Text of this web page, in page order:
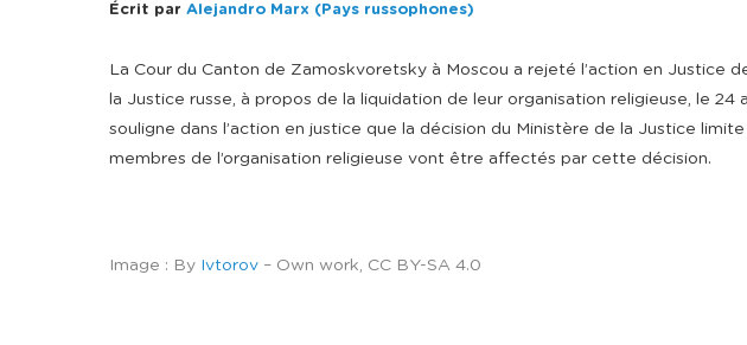
Écrit par Alejandro Marx (Pays russophones)
La Cour du Canton de Zamoskvoretsky à Moscou a rejeté l’action en Justice
la Justice russe, à propos de la liquidation de leur organisation religieuse, le 24
souligne dans l’action en justice que la décision du Ministère de la Justice
membres de l’organisation religieuse vont être affectés par cette décision.
Image : By Ivtorov – Own work, CC BY-SA 4.0